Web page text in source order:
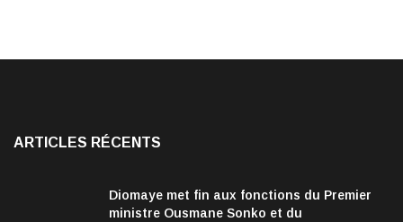
ARTICLES RÉCENTS
Diomaye met fin aux fonctions du Premier
ministre Ousmane Sonko et du